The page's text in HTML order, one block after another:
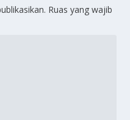
Ruas yang wajib